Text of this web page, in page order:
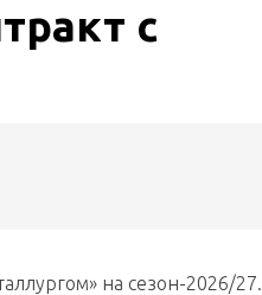
с
на сезон-2026/27.